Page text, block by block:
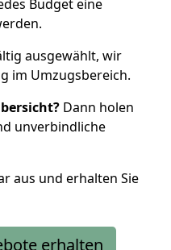
Budget eine
ausgewählt, wir
im Umzugsbereich.
Dann holen
unverbindliche
aus und erhalten Sie
erhalten